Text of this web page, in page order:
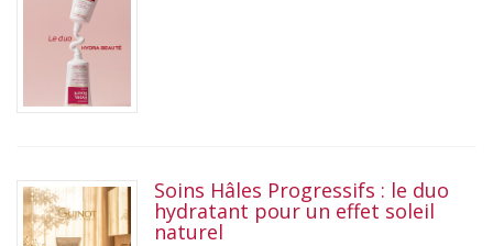
Soins Hâles Progressifs : le duo
hydratant pour un effet soleil
naturel